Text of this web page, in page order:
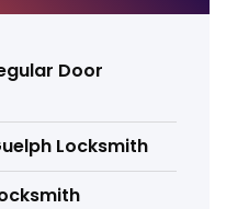
Door
Locksmith